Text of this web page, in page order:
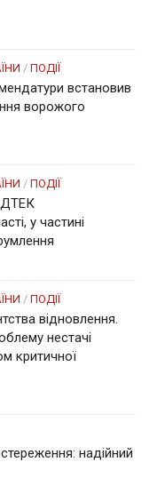
/ ПОДІЇ
встановив
ворожого
/ ПОДІЇ
ДТЕК
у частині
/ ПОДІЇ
відновлення.
нестачі
критичної
надійний